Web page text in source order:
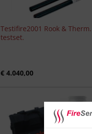
Testifire2001 Rook & Therm.
testset.
€4.040,00